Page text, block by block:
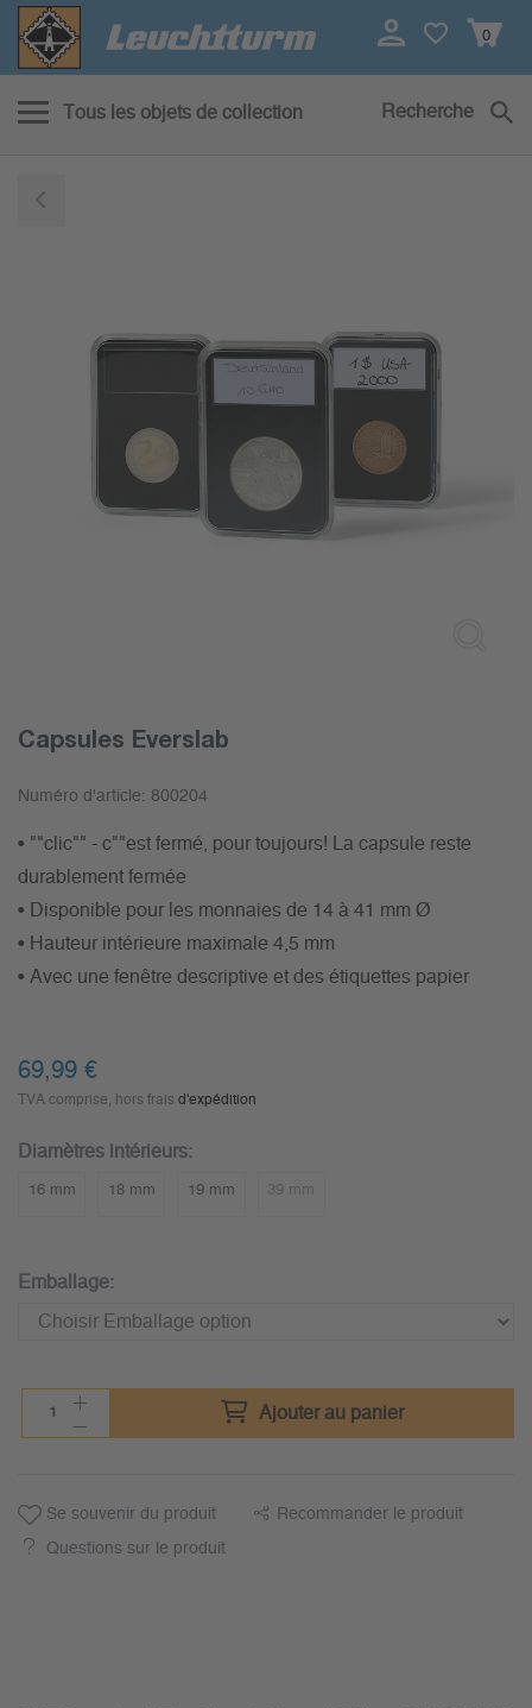
0
Tous les objets de collection Recherche
Capsules Everslab
Numéro d'article: 800204
• ""clic"" - c""est fermé, pour toujours! La capsule reste
durablement fermée
• Disponible pour les monnaies de 14 à 41 mm Ø
• Hauteur intérieure maximale 4,5 mm
• Avec une fenêtre descriptive et des étiquettes papier
69,99 €
TVA comprise, hors frais d'expédition
Diamètres intérieurs:
16 mm 18 mm 19 mm 39 mm
Emballage:
Ajouter au panier
Se souvenir du produit Recommander le produit
Questions sur le produit